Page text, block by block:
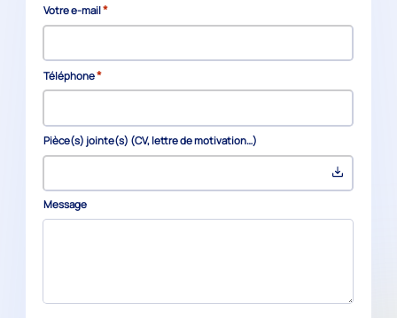
Votre e-mail*
Téléphone*
Pièce(s) jointe(s) (CV, lettre de motivation…)
Message